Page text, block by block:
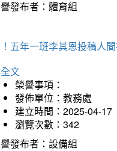
發布者：體育組
五年一班李其恩投稿人
文
榮譽事項：
發佈單位：教務處
建立時間：2025-04-17
瀏覽次數：342
發布者：設備組